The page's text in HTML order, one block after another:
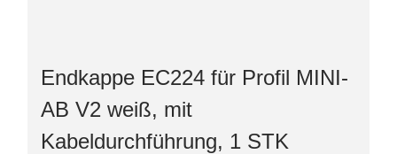
Endkappe EC224 für Profil MINI-
AB V2 weiß, mit
Kabeldurchführung, 1 STK